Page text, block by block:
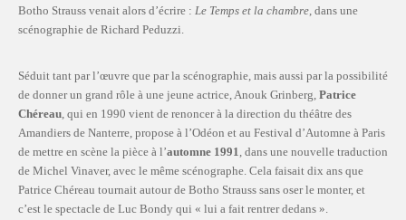
Botho Strauss venait alors d’écrire : Le Temps et la chambre, dans une
scénographie de Richard Peduzzi.
Séduit tant par l’œuvre que par la scénographie, mais aussi par la possibilité
de donner un grand rôle à une jeune actrice, Anouk Grinberg, Patrice
Chéreau, qui en 1990 vient de renoncer à la direction du théâtre des
Amandiers de Nanterre, propose à l’Odéon et au Festival d’Automne à Paris
de mettre en scène la pièce à l’automne 1991, dans une nouvelle traduction
de Michel Vinaver, avec le même scénographe. Cela faisait dix ans que
Patrice Chéreau tournait autour de Botho Strauss sans oser le monter, et
c’est le spectacle de Luc Bondy qui « lui a fait rentrer dedans ».